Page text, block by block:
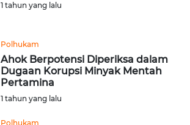
1 tahun yang lalu
Polhukam
Ahok Berpotensi Diperiksa dalam
Dugaan Korupsi Minyak Mentah
Pertamina
1 tahun yang lalu
Polhukam